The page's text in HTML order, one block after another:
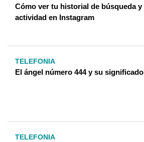
Cómo ver tu historial de búsqueda y
actividad en Instagram
TELEFONIA
El ángel número 444 y su significado
TELEFONIA